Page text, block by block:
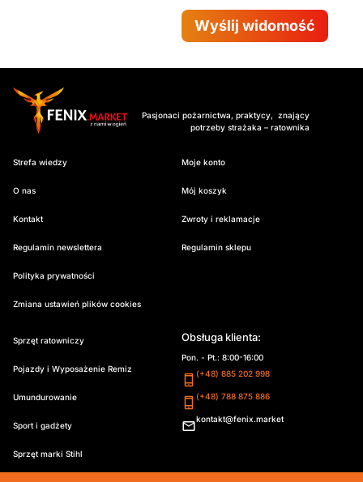
Wyślij widomość
Pasjonaci pożarnictwa, praktycy, znający
potrzeby strażaka – ratownika
Strefa wiedzy
O nas
Kontakt
Regulamin newslettera
Polityka prywatności
Zmiana ustawień plików cookies
Moje konto
Mój koszyk
Zwroty i reklamacje
Regulamin sklepu
Sprzęt ratowniczy
Pojazdy i Wyposażenie Remiz
Umundurowanie
Sport i gadżety
Sprzęt marki Stihl
Obsługa klienta:
Pon. - Pt.: 8:00-16:00
(+48) 885 202 998
(+48) 788 875 886
kontakt@fenix.market